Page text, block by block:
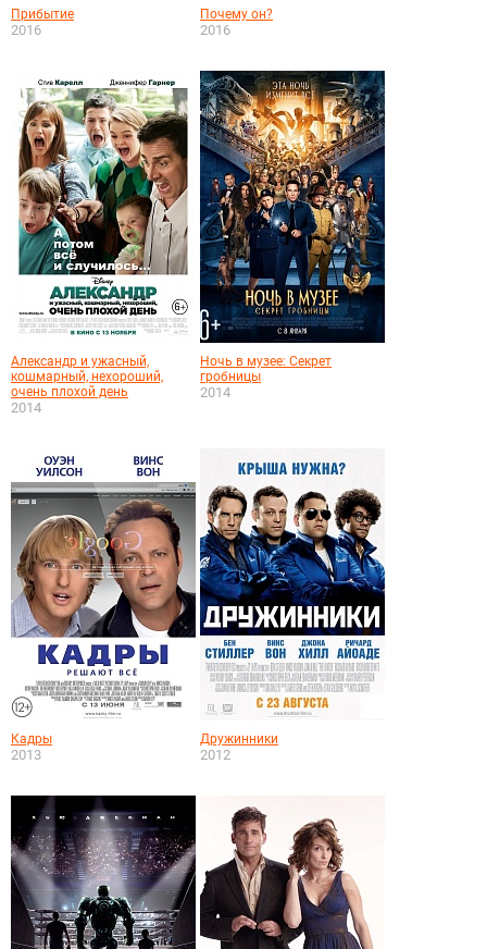
Прибытие
2016
Почему он?
2016
Александр и ужасный,
кошмарный, нехороший,
очень плохой день
2014
Ночь в музее: Секрет
гробницы
2014
Кадры
2013
Дружинники
2012